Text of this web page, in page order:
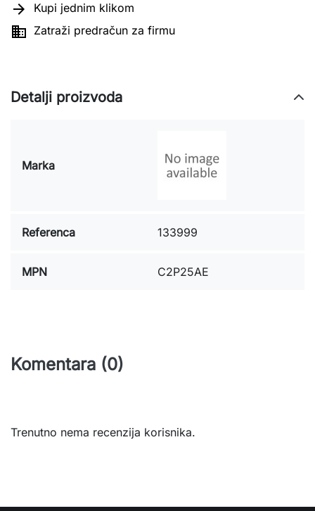
 Kupi jednim klikom
 Zatraži predračun za firmu
Detalji proizvoda
Marka
Referenca 133999
MPN C2P25AE
Komentara (0)
Trenutno nema recenzija korisnika.